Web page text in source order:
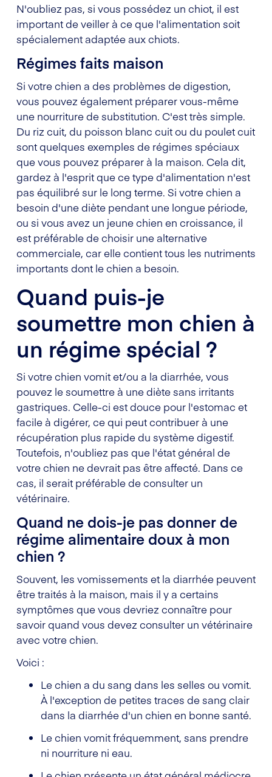
N'oubliez pas, si vous possédez un chiot, il est
important de veiller à ce que l'alimentation soit
spécialement adaptée aux chiots.
Régimes faits maison
Si votre chien a des problèmes de digestion,
vous pouvez également préparer vous-même
une nourriture de substitution. C'est très simple.
Du riz cuit, du poisson blanc cuit ou du poulet cuit
sont quelques exemples de régimes spéciaux
que vous pouvez préparer à la maison. Cela dit,
gardez à l'esprit que ce type d'alimentation n'est
pas équilibré sur le long terme. Si votre chien a
besoin d'une diète pendant une longue période,
ou si vous avez un jeune chien en croissance, il
est préférable de choisir une alternative
commerciale, car elle contient tous les nutriments
importants dont le chien a besoin.
Quand puis-je
soumettre mon chien à
un régime spécial ?
Si votre chien vomit et/ou a la diarrhée, vous
pouvez le soumettre à une diète sans irritants
gastriques. Celle-ci est douce pour l'estomac et
facile à digérer, ce qui peut contribuer à une
récupération plus rapide du système digestif.
Toutefois, n'oubliez pas que l'état général de
votre chien ne devrait pas être affecté. Dans ce
cas, il serait préférable de consulter un
vétérinaire.
Quand ne dois-je pas donner de
régime alimentaire doux à mon
chien ?
Souvent, les vomissements et la diarrhée peuvent
être traités à la maison, mais il y a certains
symptômes que vous devriez connaître pour
savoir quand vous devez consulter un vétérinaire
avec votre chien.
Voici :
Le chien a du sang dans les selles ou vomit.
À l'exception de petites traces de sang clair
dans la diarrhée d'un chien en bonne santé.
Le chien vomit fréquemment, sans prendre
ni nourriture ni eau.